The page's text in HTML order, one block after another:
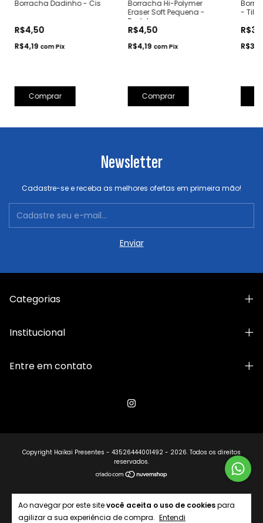
Ao navegar por este sitevocê aceita o uso de cookiespara
agilizar a sua experiência de compra. Entendi
Borracha Dadinho - Cis
R$4,50
R$4,19 comPix
Borracha Hi-Polymer
Eraser Soft Pequena -
Pentel
R$4,50
R$4,19 comPix
-
Newsletter
Cadastre-se e receba as melhores ofertas em primeira mão!
Categorias
Institucional
Entre em contato
Copyright Haikai Presentes - 43526444001492 - 2026. Todos os direitos
reservados.